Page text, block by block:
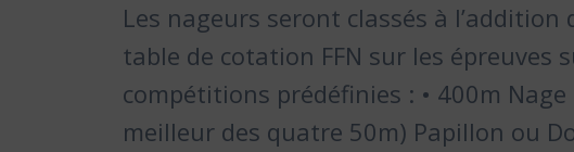
Les nageurs seront classés à
table de cotation FFN sur les épreuves
compétitions prédéfinies : • 400m Nage
meilleur des quatre 50m) Papillon ou